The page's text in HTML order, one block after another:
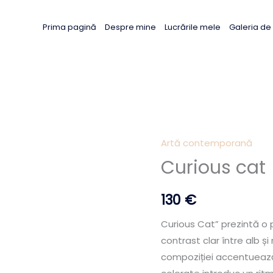
Prima pagină Despre mine Lucrările mele Galeria de
Artă contemporană
Curious cat
130 €
Curious Cat” prezintă
contrast clar între alb și
compoziției